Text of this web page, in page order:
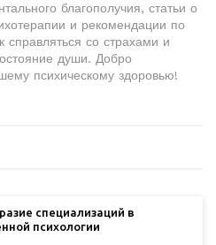
благополучия, статьи о
и рекомендации по
со страхами и
души. Добро
психическому здоровью!
специализаций в
психологии